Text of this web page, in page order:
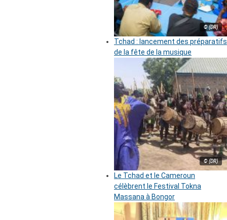
© (DR)
Tchad : lancement des préparatifs
de la fête de la musique
© (DR)
Le Tchad et le Cameroun
célèbrent le Festival Tokna
Massana à Bongor